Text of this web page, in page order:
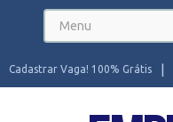
Cadastrar Vaga! 100% Grátis